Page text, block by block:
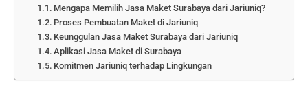
Mengapa Memilih Jasa Maket Surabaya dari Jariuniq?
Proses Pembuatan Maket di Jariuniq
Keunggulan Jasa Maket Surabaya dari Jariuniq
Aplikasi Jasa Maket di Surabaya
Komitmen Jariuniq terhadap Lingkungan